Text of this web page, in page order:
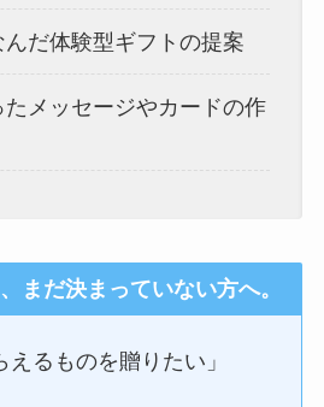
んだ体験型ギフトの提案
たメッセージやカードの作
まだ決まっていない方へ。
えるものを贈りたい」